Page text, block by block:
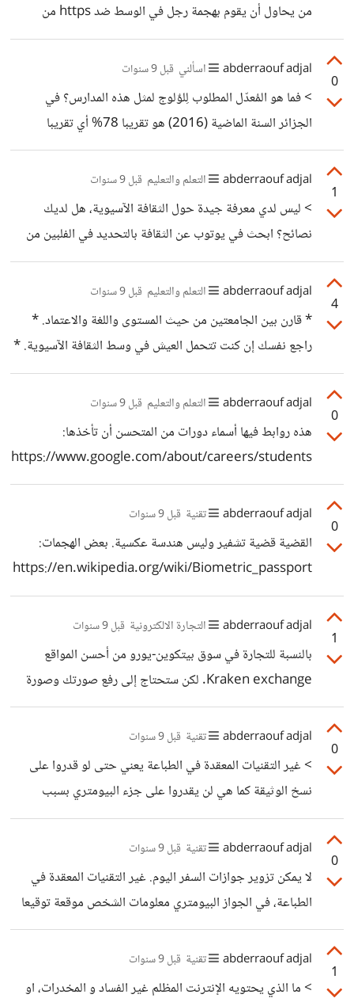
من يحاول أن يقوم بهجمة رجل في الوسط ضد https من
النجاح مع احتمال فك بيانات https مشفرة تم تسجيلها
لمستخدمين من قبل في حال لم يكن نظام التشفير يدعم
التشفير بمفتاح عام يخص التحقق من البرمجيات والحزم، مثال:
التحقق من حزمة تحديثات ويندوز، التحقق من الحزم في
ويندوز تشاء بدس حزم
0
abderraouf adjal اسألني قبل 9 سنوات
> فما هو المُعدّل المطلوب لِلوٌلوج لمثل هذه المدارس؟ في
الجزائر السنة الماضية (2016) هو تقريبا 78% أي تقريبا
15.5/20. الرقم حسب الطلب ومعدلات النجاح. الأجانب
يقومون بما يسمى معادلة الشهادة (أعتقد في السفارة) النتيجة
تبقى كما هي لهم مع أن بعض الدول بسبب طبيعة امتحاناتهم
العلامات تكون أكبر لهذا يمكنهم الالتحاق بسهولة في الجزائر.
1
abderraouf adjal التعلم والتعليم قبل 9 سنوات
> ليس لدي معرفة جيدة حول الثقافة الآسيوية، هل لديك
نصائح؟ ابحث في يوتوب عن الثقافة بالتحديد في الفلبين من
أسلوب عيش والمستويات المعيشية والأسعار والأكل والمعتقدات
إلخ. > وجدت الاعتراف في الجامعات الفلبينية أفضل. ابحث عن
الجامعة التي تفكر فيها وليس الجامعات بشكل عام، لا تتردد في
مراسلتهم واستعمال جوجل. هذه فرصة لك في السفر وتبديل
الجو والتعرف على ناس جدد والهروب من الرمال الإفريقية، قد
4
abderraouf adjal التعلم والتعليم قبل 9 سنوات
* قارن بين الجامعتين من حيث المستوى واللغة والاعتماد. *
راجع نفسك إن كنت تتحمل العيش في وسط الثقافة الآسيوية. *
راجع قدراتك المادية.
0
abderraouf adjal التعلم والتعليم قبل 9 سنوات
هذه روابط فيها أسماء دورات من المتحسن أن تأخذها:
https://www.google.com/about/careers/students
/guide-to-technical-development.html
http://www.coursescoupons.com/2016/05/oss-
university.html
0
abderraouf adjal تقنية قبل 9 سنوات
القضية قضية تشفير وليس هندسة عكسية. بعض الهجمات:
https://en.wikipedia.org/wiki/Biometric_passport
#Attacks
1
abderraouf adjal التجارة الالكترونية قبل 9 سنوات
بالنسبة للتجارة في سوق بيتكوين-يورو من أحسن المواقع
Kraken exchange. لكن ستحتاج إلى رفع صورتك وصورة
جواز سفرك ووثيقة بها عنوان منزلك. الموقع يدعم إيداع وسحب
GBP CAD JPY. توجد منصات أخرى معروفة ذات حجم تداول
عالي: Poloniex، Bitfinex، Bitstamp وغيرها. بعض
4-hour هذا الشهر و خاصة هذه الأيام أسعار العملات التشفيرية
زادت بشكل ملحوظ جدا مثل 10% 50% 100% ... البعض
يعتقد أنها فقاعة، البعض لا يظن أنها
0
abderraouf adjal تقنية قبل 9 سنوات
> غير التقنيات المعقدة في الطباعة يعني حتى لو قدروا على
نسخ الوثيقة كما هي لن يقدروا على جزء البيومتري بسبب
التوقيع الرقمي بالتشفير.
0
abderraouf adjal تقنية قبل 9 سنوات
لا يمكن تزوير جوازات السفر اليوم. غير التقنيات المعقدة في
الطباعة، في الجواز البيومتري معلومات الشخص موقعة توقيعا
رقميا لا يمكن تزويره. هل تعرف صاحب الموقع؟ لما تدفع لا
تعرفه ولا يعرفك.
1
abderraouf adjal تقنية قبل 9 سنوات
> ما الذي يحتويه الإنترنت المظلم غير الفساد و المخدرات، او